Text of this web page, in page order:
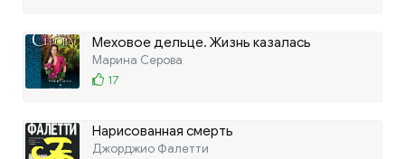
Меховое дельце. Жизнь казалась
прекрасной
Марина Серова
17
Нарисованная смерть
Джорджио Фалетти